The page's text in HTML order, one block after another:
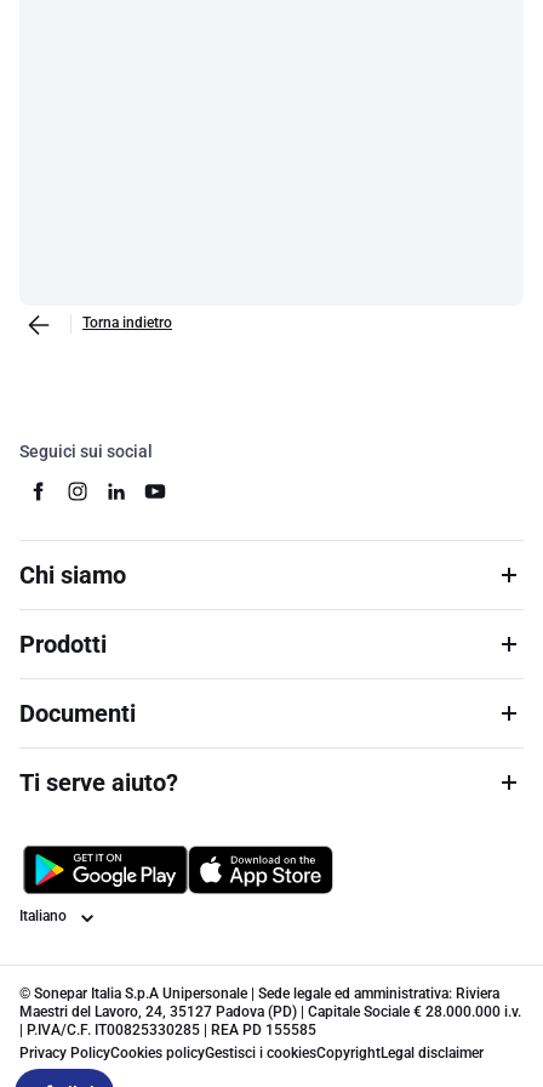
Torna indietro
Seguici sui social
Chi siamo
Prodotti
Documenti
Ti serve aiuto?
Lingua
© Sonepar Italia S.p.A Unipersonale | Sede legale ed amministrativa: Riviera
Maestri del Lavoro, 24, 35127 Padova (PD) | Capitale Sociale € 28.000.000 i.v.
| P.IVA/C.F. IT00825330285 | REA PD 155585
Privacy PolicyCookies policyGestisci i cookiesCopyrightLegal disclaimer